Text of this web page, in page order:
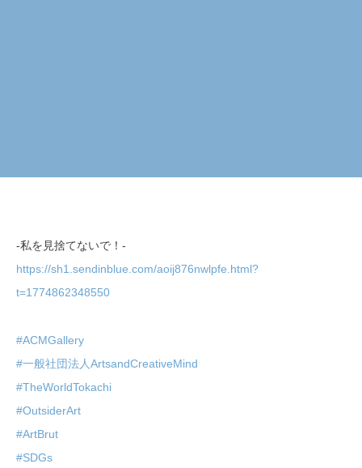
-私を見捨てないで！-
https://sh1.sendinblue.com/aoij876nwlpfe.html?
t=1774862348550
#ACMGallery
#一般社団法人ArtsandCreativeMind
#TheWorldTokachi
#OutsiderArt
#ArtBrut
#SDGs